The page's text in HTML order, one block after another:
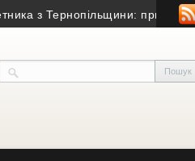
причина смерті